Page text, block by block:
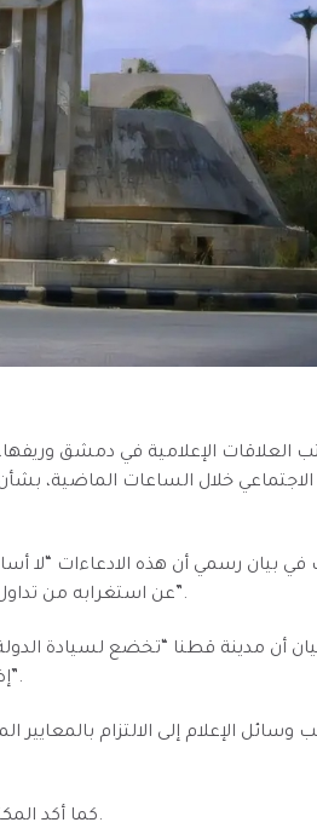
العلاقات الإعلامية في دمشق
خلال الساعات الماضية،
في بيان رسمي أن هذه الادعاءات “لا
عن استغرابه من تداول مثل هذه الأخبار التي نُسبت إلى ما وُصف بـ”مصدر أممي مسؤول”.
أن مدينة قطنا “تخضع لسيادة
إضافة إلى مراقبتها المستمرة من قبل الأجهزة الأمنية والعسكرية”.
وسائل الإعلام إلى الالتزام
كما أكد المكتب أنه يحتفظ بحقه القانوني في ملاحقة مروّجي هذه الأخبار الكاذبة.